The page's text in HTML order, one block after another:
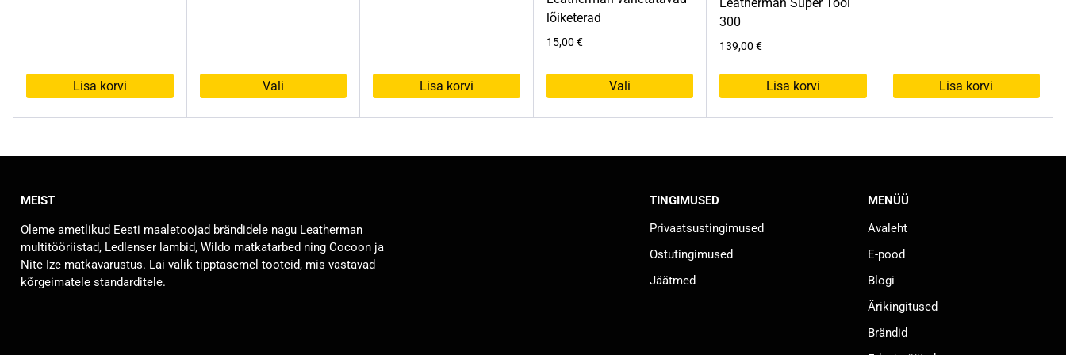
Lisa korvi
Vali
saab
teha
tootelehel.
Lisa korvi
lõiketerad
15,00 €
Vali
300
139,00 €
Lisa korvi Lisa korvi
MEIST
Oleme ametlikud Eesti maaletoojad brändidele nagu Leatherman
multitööriistad, Ledlenser lambid, Wildo matkatarbed ning Cocoon ja
Nite Ize matkavarustus. Lai valik tipptasemel tooteid, mis vastavad
kõrgeimatele standarditele.
TINGIMUSED
Privaatsustingimused
Ostutingimused
Jäätmed
MENÜÜ
Avaleht
E-pood
Blogi
Ärikingitused
Brändid